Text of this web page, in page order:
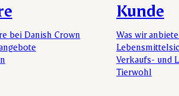
bei Danish Crown
Kunde
Was wir
Verkaufs- und
Tierwohl